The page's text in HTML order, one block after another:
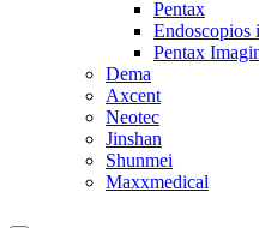
Pentax
Endoscopios
Pentax
Dema
Axcent
Neotec
Jinshan
Shunmei
Maxxmedical